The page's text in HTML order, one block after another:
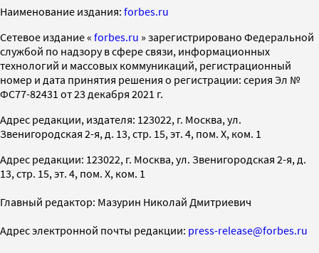
Наименование издания: forbes.ru
Cетевое издание « forbes.ru » зарегистрировано Федеральной
службой по надзору в сфере связи, информационных
технологий и массовых коммуникаций, регистрационный
номер и дата принятия решения о регистрации: серия Эл №
ФС77-82431 от 23 декабря 2021 г.
Адрес редакции, издателя: 123022, г. Москва, ул.
Звенигородская 2-я, д. 13, стр. 15, эт. 4, пом. X, ком. 1
Адрес редакции: 123022, г. Москва, ул. Звенигородская 2-я, д.
13, стр. 15, эт. 4, пом. X, ком. 1
Главный редактор: Мазурин Николай Дмитриевич
Адрес электронной почты редакции: press-release@forbes.ru